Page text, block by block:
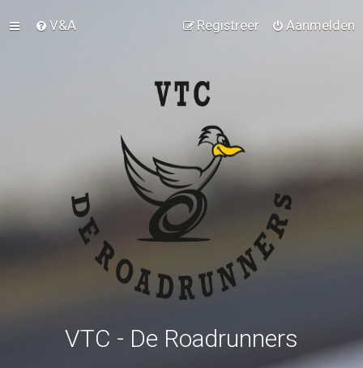
V&A Aanmelden
Registreer
VTC - De Roadrunners